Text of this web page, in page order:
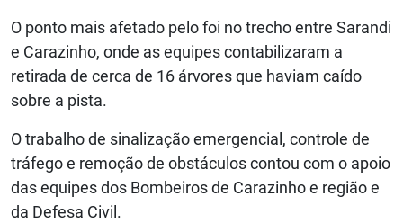
O ponto mais afetado pelo foi no trecho entre Sarandi
e Carazinho, onde as equipes contabilizaram a
retirada de cerca de 16 árvores que haviam caído
sobre a pista.
O trabalho de sinalização emergencial, controle de
tráfego e remoção de obstáculos contou com o apoio
das equipes dos Bombeiros de Carazinho e região e
da Defesa Civil.